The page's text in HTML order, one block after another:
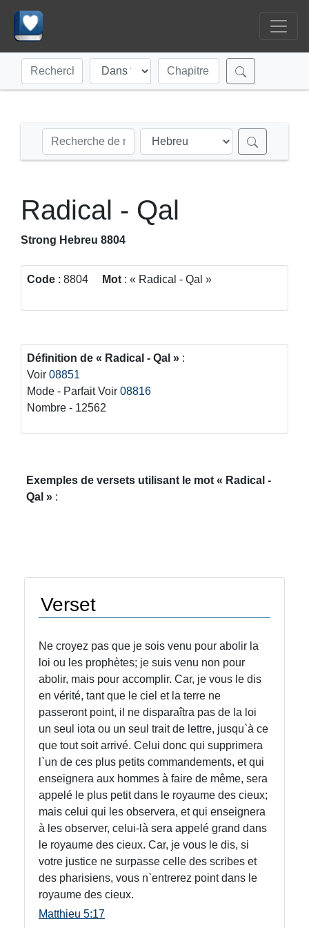
Radical - Qal
Strong Hebreu 8804
Code : 8804 Mot : Radical - Qal
Définition de Radical - Qal
:
Voir 08851
Mode - Parfait Voir 08816
Nombre - 12562
Exemples de versets utilisant le mot
Radical -
Qal
:
Verset
Ne croyez pas que je sois venu pour abolir la
loi ou les prophètes; je suis venu non pour
abolir, mais pour accomplir. Car, je vous le dis
en vérité, tant que le ciel et la terre ne
passeront point, il ne disparaîtra pas de la loi
un seul iota ou un seul trait de lettre, jusqu`à ce
que tout soit arrivé. Celui donc qui supprimera
l`un de ces plus petits commandements, et qui
enseignera aux hommes à faire de même, sera
appelé le plus petit dans le royaume des cieux;
mais celui qui les observera, et qui enseignera
à les observer, celui-là sera appelé grand dans
le royaume des cieux. Car, je vous le dis, si
votre justice ne surpasse celle des scribes et
des pharisiens, vous n`entrerez point dans le
royaume des cieux.
Matthieu 5:17